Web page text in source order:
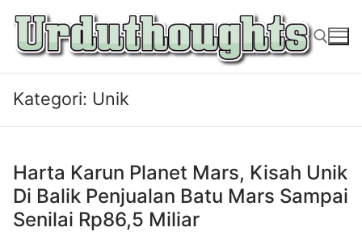
konten
Kategori: Unik
Harta Karun Planet Mars, Kisah Unik
Di Balik Penjualan Batu Mars Sampai
Senilai Rp86,5 Miliar